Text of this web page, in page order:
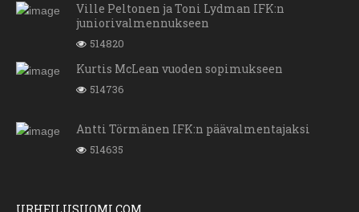
Ville Peltonen ja Toni Lydman IFK:n
juniorivalmennukseen
514820
Kurtis McLean vuoden sopimukseen
514736
Antti Törmänen IFK:n päävalmentajaksi
514635